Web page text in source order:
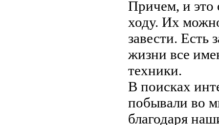
Причем, и это
ходу. Их
завести. Есть
жизни все
техники.
В поисках
побывали во
благодаря